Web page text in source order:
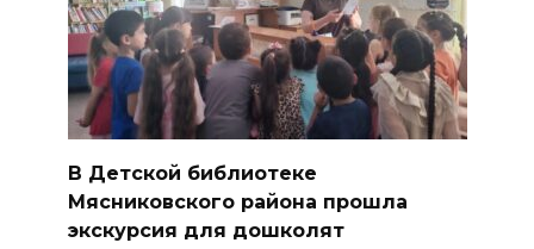
В Детской библиотеке
Мясниковского района прошла
экскурсия для дошколят